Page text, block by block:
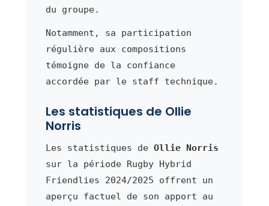
du groupe.
Notamment, sa participation
régulière aux compositions
témoigne de la confiance
accordée par le staff technique.
Les statistiques de Ollie
Norris
Les statistiques de Ollie Norris
sur la période Rugby Hybrid
Friendlies 2024/2025 offrent un
aperçu factuel de son apport au